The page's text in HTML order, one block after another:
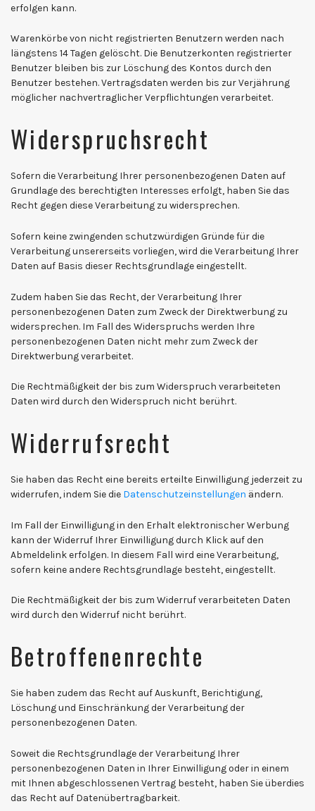
erfolgen kann.
Warenkörbe von nicht registrierten Benutzern werden nach
längstens 14 Tagen gelöscht. Die Benutzerkonten registrierter
Benutzer bleiben bis zur Löschung des Kontos durch den
Benutzer bestehen. Vertragsdaten werden bis zur Verjährung
möglicher nachvertraglicher Verpflichtungen verarbeitet.
Widerspruchsrecht
Sofern die Verarbeitung Ihrer personenbezogenen Daten auf
Grundlage des berechtigten Interesses erfolgt, haben Sie das
Recht gegen diese Verarbeitung zu widersprechen.
Sofern keine zwingenden schutzwürdigen Gründe für die
Verarbeitung unsererseits vorliegen, wird die Verarbeitung Ihrer
Daten auf Basis dieser Rechtsgrundlage eingestellt.
Zudem haben Sie das Recht, der Verarbeitung Ihrer
personenbezogenen Daten zum Zweck der Direktwerbung zu
widersprechen. Im Fall des Widerspruchs werden Ihre
personenbezogenen Daten nicht mehr zum Zweck der
Direktwerbung verarbeitet.
Die Rechtmäßigkeit der bis zum Widerspruch verarbeiteten
Daten wird durch den Widerspruch nicht berührt.
Widerrufsrecht
Sie haben das Recht eine bereits erteilte Einwilligung jederzeit zu
widerrufen, indem Sie die Datenschutzeinstellungen ändern.
Im Fall der Einwilligung in den Erhalt elektronischer Werbung
kann der Widerruf Ihrer Einwilligung durch Klick auf den
Abmeldelink erfolgen. In diesem Fall wird eine Verarbeitung,
sofern keine andere Rechtsgrundlage besteht, eingestellt.
Die Rechtmäßigkeit der bis zum Widerruf verarbeiteten Daten
wird durch den Widerruf nicht berührt.
Betroffenenrechte
Sie haben zudem das Recht auf Auskunft, Berichtigung,
Löschung und Einschränkung der Verarbeitung der
personenbezogenen Daten.
Soweit die Rechtsgrundlage der Verarbeitung Ihrer
personenbezogenen Daten in Ihrer Einwilligung oder in einem
mit Ihnen abgeschlossenen Vertrag besteht, haben Sie überdies
das Recht auf Datenübertragbarkeit.